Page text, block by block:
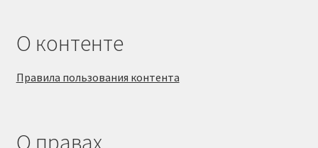
О контенте
Правила пользования контента
О правах